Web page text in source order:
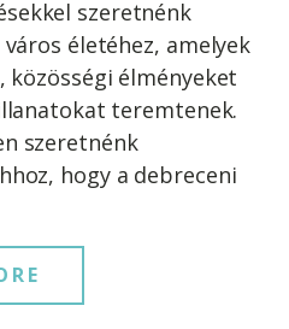
szeretnénk
életéhez, amelyek
élményeket
teremtenek.
szeretnénk
hogy a debreceni